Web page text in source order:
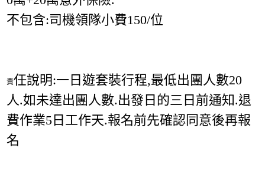
不包含:司機領隊小費150/位
責任說明:一日遊套裝行程,最低出團人數20
人.如未達出團人數.出發日的三日前通知.退
費作業5日工作天.報名前先確認同意後再報
名